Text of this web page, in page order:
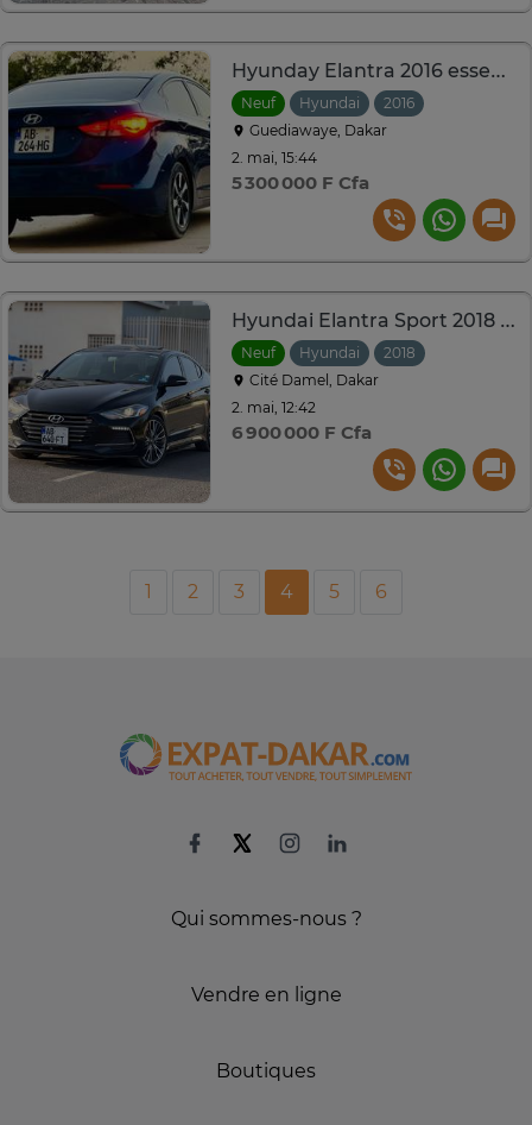
Hyunday Elantra 2016 essence automatique
Neuf Hyundai 2016
Guediawaye, Dakar
2. mai, 15:44
5 300 000 F Cfa
Hyundai Elantra Sport 2018 1.6L
Neuf Hyundai 2018
Cité Damel, Dakar
2. mai, 12:42
6 900 000 F Cfa
1 2 3 4 5 6
Qui sommes-nous ?
Vendre en ligne
Boutiques